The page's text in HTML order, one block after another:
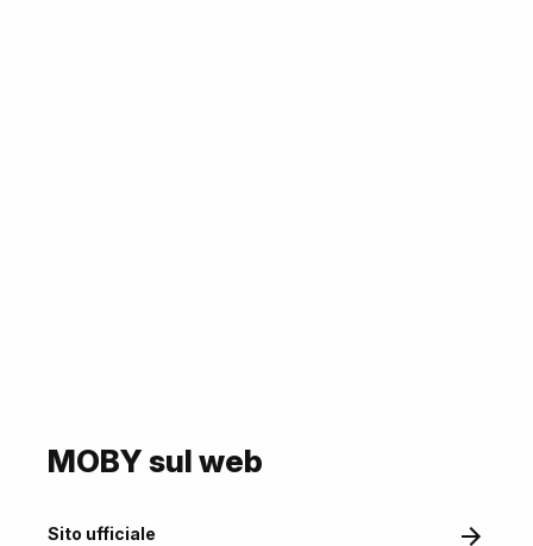
MOBY sul web
Sito ufficiale